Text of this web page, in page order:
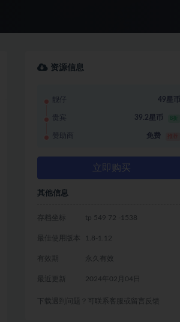
资源信息
靓仔 49星币
贵宾 39.2星币 8折
赞助商 免费
立即购买
其他信息
存档坐标 tp 549 72 -1538
最佳使用版本 1.8-1.12
有效期 永久有效
最近更新 2024年02月04日
下载遇到问题？可联系客服或留言反馈